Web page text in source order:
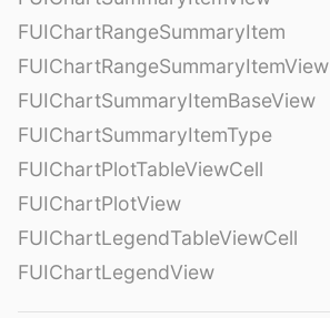
FUIChartRangeSummaryItem
FUIChartRangeSummaryItemView
FUIChartSummaryItemBaseView
FUIChartSummaryItemType
FUIChartPlotTableViewCell
FUIChartPlotView
FUIChartLegendTableViewCell
FUIChartLegendView